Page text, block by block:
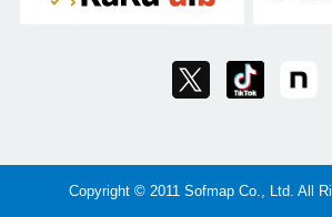
Copyright © 2011 Sofmap Co., Ltd. All